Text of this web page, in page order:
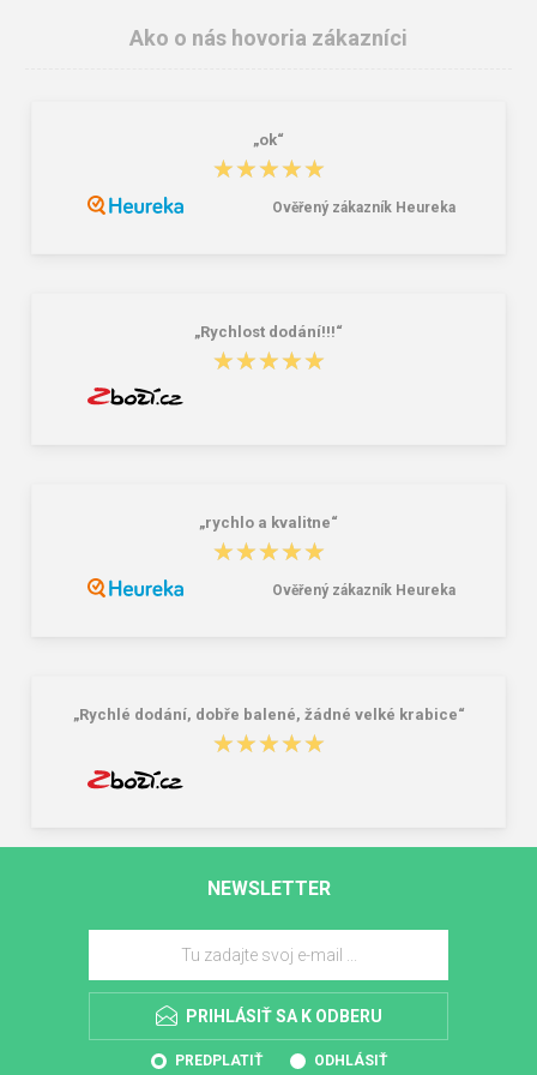
Ako o nás hovoria zákazníci
„ok“
★★★★★
★★★★★
Ověřený zákazník Heureka
„Rychlost dodání!!!“
★★★★★
★★★★★
„rychlo a kvalitne“
★★★★★
★★★★★
Ověřený zákazník Heureka
„Rychlé dodání, dobře balené, žádné velké krabice“
★★★★★
★★★★★
NEWSLETTER
PRIHLÁSIŤ SA K ODBERU
PREDPLATIŤ ODHLÁSIŤ